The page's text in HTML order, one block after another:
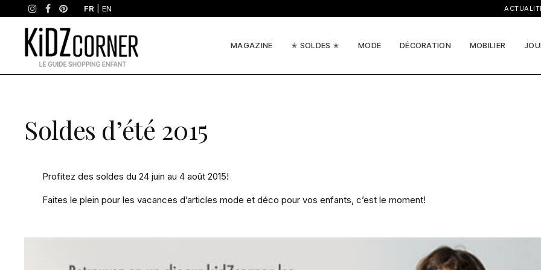
FR |EN ACTUALITÉS,
MAGAZINE ✭ SOLDES ✭ MODE DÉCORATION MOBILIER
Soldes d’été 2015
Profitez des soldes du 24 juin au 4 août 2015!
Faites le plein pour les vacances d’articles mode et déco pour vos enfants, c’est le moment!